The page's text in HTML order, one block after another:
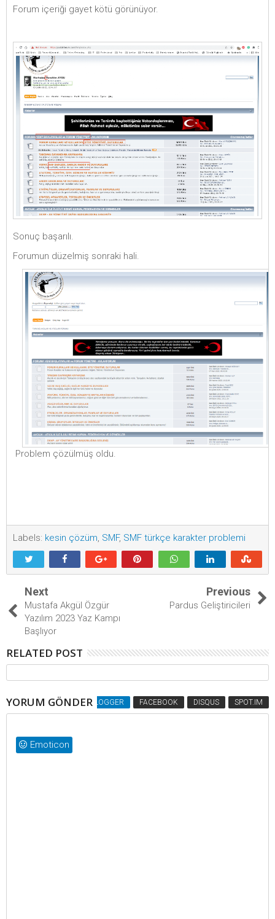
Forum içeriği gayet kötü görünüyor.
Sonuç başarılı.
Forumun düzelmiş sonraki hali.
Problem çözülmüş oldu.
Labels: kesin çözüm SMF, SMF türkçe karakter problemi
Next
Mustafa Akgül Özgür
Yazılım 2023 Yaz Kampı
Başlıyor
Previous
Pardus Geliştiricileri
RELATED POST
YORUM GÖNDERBLOGGER FACEBOOK DISQUS SPOT.IM
Emoticon